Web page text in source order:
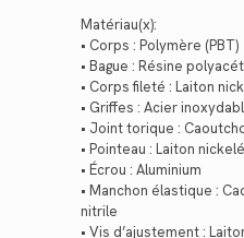
Matériau(x):
• Corps : Polymère (PBT)
• Bague : Résine
• Corps fileté : Laiton
• Griffes : Acier
• Joint torique :
• Pointeau : Laiton nickelé
• Écrou : Aluminium
• Manchon élastique :
nitrile
• Vis d’ajustement :